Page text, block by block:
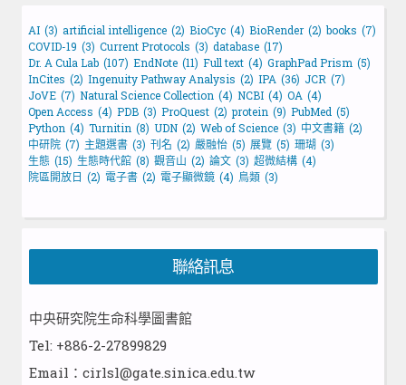
AI (3) artificial intelligence (2) BioCyc (4) BioRender (2) books (7)
COVID-19 (3) Current Protocols (3) database (17)
Dr. A Cula Lab (107) EndNote (11) Full text (4) GraphPad Prism (5)
InCites (2) Ingenuity Pathway Analysis (2) IPA (36) JCR (7)
JoVE (7) Natural Science Collection (4) NCBI (4) OA (4)
Open Access (4) PDB (3) ProQuest (2) protein (9) PubMed (5)
Python (4) Turnitin (8) UDN (2) Web of Science (3) 中文書籍 (2)
中研院 (7) 主題選書 (3) 刊名 (2) 嚴融怡 (5) 展覽 (5) 珊瑚 (3)
生態 (15) 生態時代館 (8) 觀音山 (2) 論文 (3) 超微結構 (4)
院區開放日 (2) 電子書 (2) 電子顯微鏡 (4) 鳥類 (3)
聯絡訊息
中央研究院生命科學圖書館
Tel: +886-2-27899829
Email：cirlsl@gate.sinica.edu.tw